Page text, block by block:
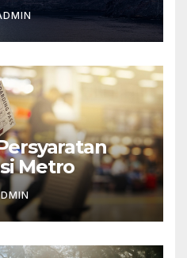
Metro